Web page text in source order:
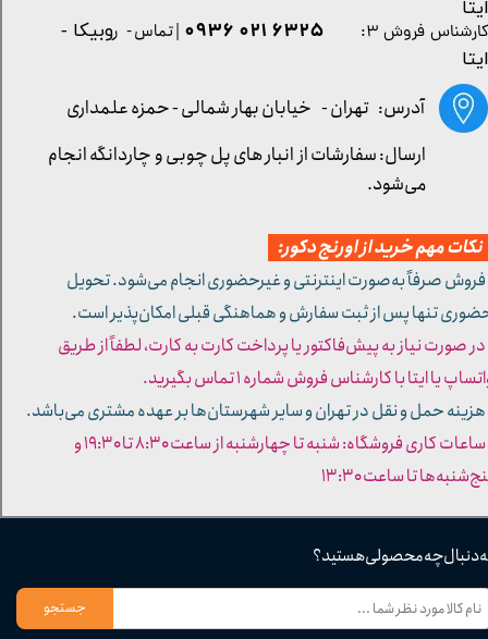
دنبال چه محصولی هستید؟
جستجو
کارشناس فروش ۳: ۶۳۲۵ ۰۲۱ ۰۹۳۶ | تماس - روبیکا -
ایتا
آدرس: تهران - خیابان بهار شمالی - حمزه علمداری
مهم خرید از اورنج دکور:
صرفاً به‌صورت اینترنتی و غیرحضوری انجام می‌شود. تحویل
تنها پس از ثبت سفارش و هماهنگی قبلی امکان‌پذیر است.
صورت نیاز به پیش‌فاکتور یا پرداخت کارت به کارت، لطفاً از طریق
یا ایتا با کارشناس فروش شماره ۱ تماس بگیرید.
حمل و نقل در تهران و سایر شهرستان‌ها بر عهده مشتری می‌باشد.
- ساعات کاری فروشگاه: شنبه تا چهارشنبه از ساعت ۸:۳۰ تا ۱۹:۳۰ و
تا ساعت ۱۳:۳۰​​​​​​​
ایتا
ارسال: سفارشات از انبار های پل چوبی و چاردانگه انجام
می‌شود.